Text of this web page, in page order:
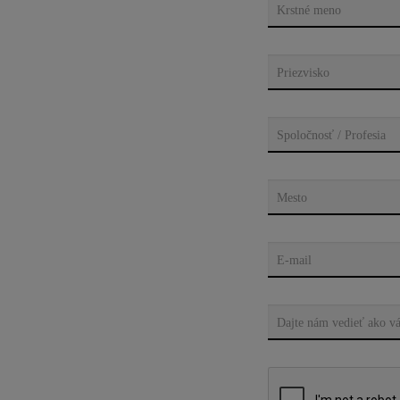
Krstné meno
Priezvisko
Spoločnosť / Profesia
Mesto
E-mail
Dajte nám vedieť ako